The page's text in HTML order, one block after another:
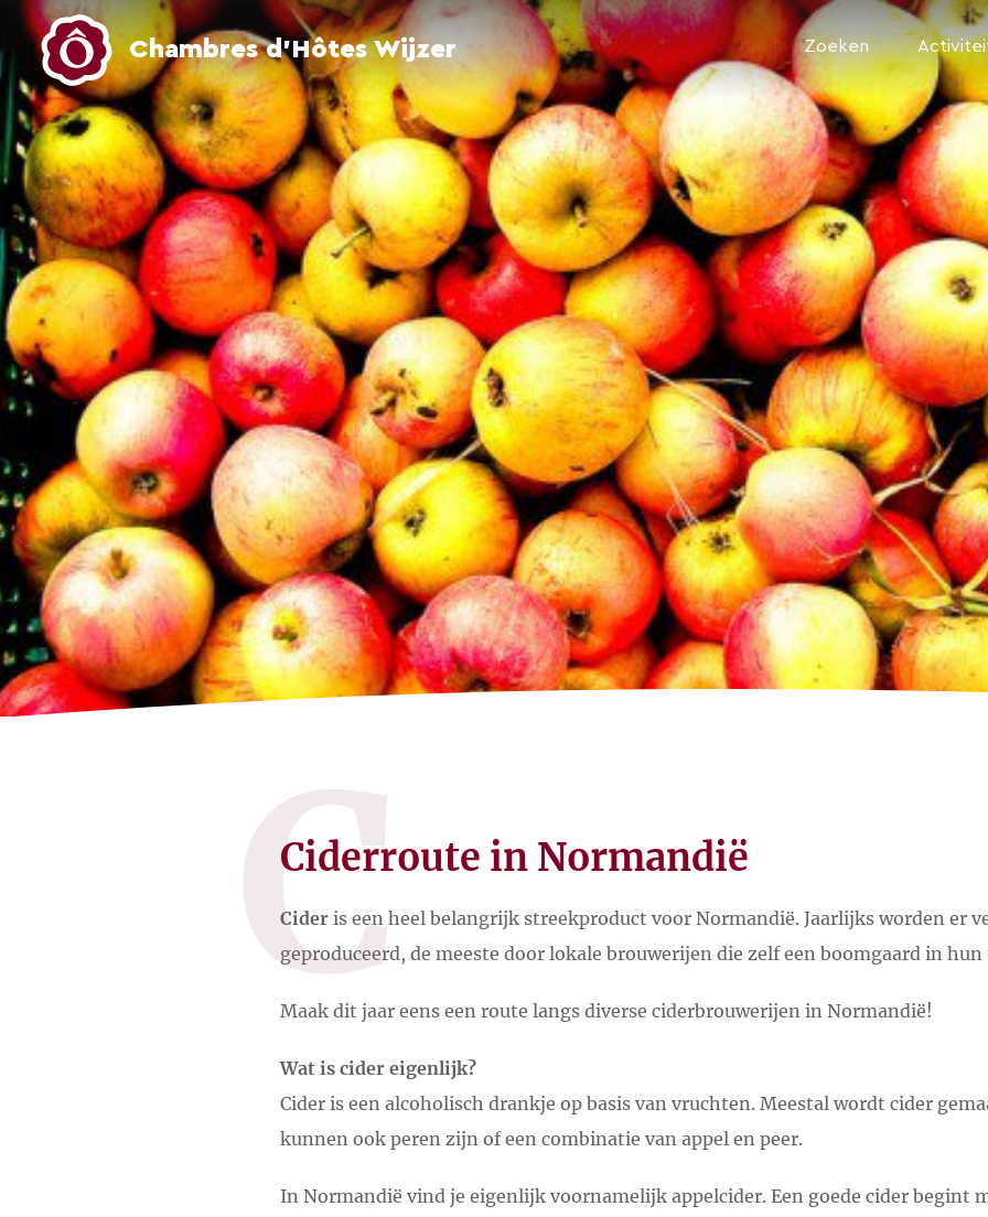
Chambres d’Hôtes Wijzer Zoeken
C
Ciderroute in Normandië
Cideris een heel belangrijk streekproduct voor Normandië. Jaarlijks worden er
geproduceerd, de meeste door lokale brouwerijen die zelf een boomgaard in
Maak dit jaar eens een route langs diverse ciderbrouwerijen in Normandië!
Wat is cider eigenlijk?
Cider is een alcoholisch drankje op basis van vruchten. Meestal wordt cider
kunnen ook peren zijn of een combinatie van appel en peer.
In Normandië vind je eigenlijk voornamelijk appelcider. Een goede cider begint